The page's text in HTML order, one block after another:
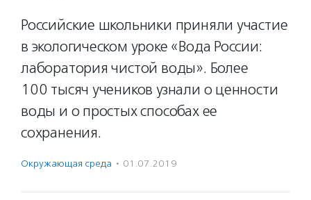
Российские школьники приняли участие
в экологическом уроке «Вода России:
лаборатория чистой воды». Более
100 тысяч учеников узнали о ценности
воды и о простых способах ее
сохранения.
Окружающая среда · 01.07.2019